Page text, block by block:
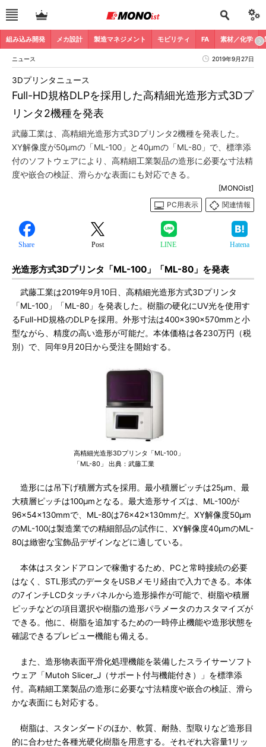
組み込み開発 メカ設計 製造マネジメント モビリティ FA 素材／化学
ニュース 2019年9月27日
Full-HD規格DLPを採用した高精細光造形方式3Dプ
リンタ2機種を発表
3Dプリンタニュース
武藤工業は、高精細光造形方式3Dプリンタ2機種を発表した。
XY解像度が50μmの「ML-100」と40μmの「ML-80」で、標準添
付のソフトウェアにより、高精細工業製品の造形に必要な寸法精
度や嵌合の検証、滑らかな表面にも対応できる。
[MONOist]
PC用表示
関連情報
Share Post LINE Hatena
光造形方式3Dプリンタ「ML-100」「ML-80」を発表
武藤工業は2019年9月10日、高精細光造形方式3Dプリンタ
「ML-100」「ML-80」を発表した。樹脂の硬化にUV光を使用す
るFull-HD規格のDLPを採用。外形寸法は400×390×570mmと小
型ながら、精度の高い造形が可能だ。本体価格は各230万円（税
別）で、同年9月20日から受注を開始する。
高精細光造形3Dプリンタ「ML-100」
「ML-80」 出典：武藤工業
造形には吊下げ積層方式を採用。最小積層ピッチは25μm、最
大積層ピッチは100μmとなる。最大造形サイズは、ML-100が
96×54×130mmで、ML-80は76×42×130mmだ。XY解像度50μm
のML-100は製造業での精細部品の試作に、XY解像度40μmのML-
80は緻密な宝飾品デザインなどに適している。
本体はスタンドアロンで稼働するため、PCと常時接続の必要
はなく、STL形式のデータをUSBメモリ経由で入力できる。本体
の7インチLCDタッチパネルから造形操作が可能で、樹脂や積層
ピッチなどの項目選択や樹脂の造形パラメータのカスタマイズが
できる。他に、樹脂を追加するための一時停止機能や造形状態を
確認できるプレビュー機能も備える。
また、造形物表面平滑化処理機能を装備したスライサーソフト
ウェア「Mutoh Slicer_J（サポート付与機能付き）」を標準添
付。高精細工業製品の造形に必要な寸法精度や嵌合の検証、滑ら
かな表面にも対応する。
樹脂は、スタンダードのほか、軟質、耐熱、型取りなど造形目
的に合わせた各種光硬化樹脂を用意する。それぞれ大容量1リッ